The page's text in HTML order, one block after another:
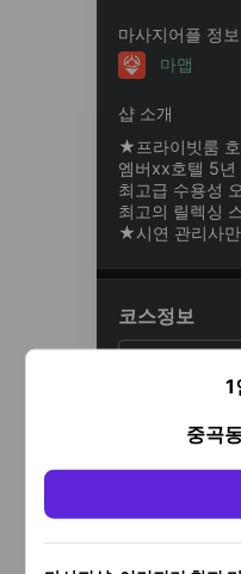
마사지어플 정보
마맵
샵 소개
★프라이빗룸
엠버xx호텔 5년
최고급 수용성
최고의 릴렉싱
★시연 관리사
코스정보
1
중곡